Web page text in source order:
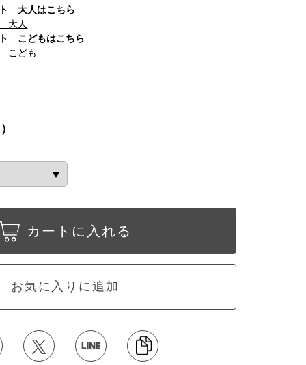
大人はこちら
大人
こどもはこちら
こども
カートに入れる
お気に入りに追加